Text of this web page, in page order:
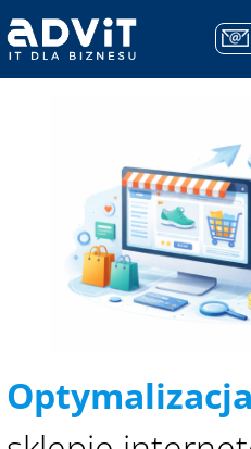
do
treści
do
menu
do
stopki